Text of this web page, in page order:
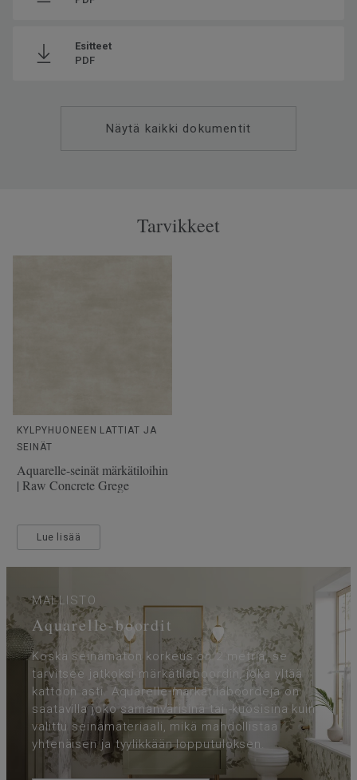
Esitteet
PDF
Näytä kaikki dokumentit
Tarvikkeet
KYLPYHUONEEN LATTIAT JA
SEINÄT
Aquarelle-seinät märkätiloihin
| Raw Concrete Grege
Lue lisää
MALLISTO
Aquarelle-boordit
Koska seinämaton korkeus on 2 metriä, se
tarvitsee jatkoksi märkätilaboordin, joka yltää
kattoon asti. Aquarelle-märkätilaboordeja on
saatavilla joko samanvärisinä tai -kuosisina kuin
valittu seinämateriaali, mikä mahdollistaa
yhtenäisen ja tyylikkään lopputuloksen.